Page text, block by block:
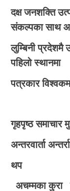
दक्ष जनशक्ति
संकल्पका साथ
लुम्बिनी
पहिलो स्थानमा
पत्रकार
गृहपृष्ठ समाचार
अन्तरवार्ता
थप
अचम्मका कुरा